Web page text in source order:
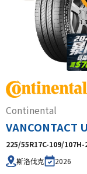
Continental
VANCONTACT
225/55R17C-109/107H-
斯洛伐克
2026